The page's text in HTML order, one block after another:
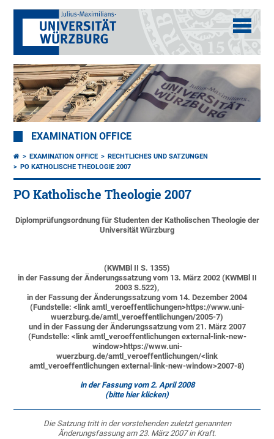
EXAMINATION OFFICE
EXAMINATION OFFICE
RECHTLICHES UND SATZUNGEN
PO KATHOLISCHE THEOLOGIE 2007
PO Katholische Theologie 2007
Diplomprüfungsordnung für Studenten der Katholischen Theologie der
Universität Würzburg
(KWMBl II S. 1355)
in der Fassung der Änderungssatzung vom 13. März 2002 (KWMBl II
2003 S.522),
in der Fassung der Änderungssatzung vom 14. Dezember 2004
(Fundstelle: <link amtl_veroeffentlichungen>https://www.uni-
wuerzburg.de/amtl_veroeffentlichungen/2005-7)
und in der Fassung der Änderungssatzung vom 21. März 2007
(Fundstelle: <link amtl_veroeffentlichungen external-link-new-
window>https://www.uni-
wuerzburg.de/amtl_veroeffentlichungen/<link
amtl_veroeffentlichungen external-link-new-window>2007-8)
in der Fassung vom 2. April 2008
(bitte hier klicken)
Die Satzung tritt in der vorstehenden zuletzt genannten
Änderungsfassung am 23. März 2007 in Kraft.